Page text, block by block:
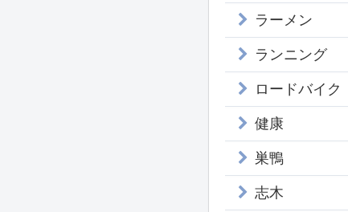
ラーメン
ランニング
ロードバイク
健康
巣鴨
志木